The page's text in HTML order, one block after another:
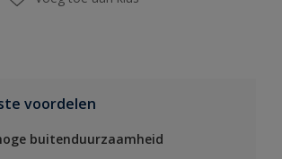
voordelen
buitenduurzaamheid